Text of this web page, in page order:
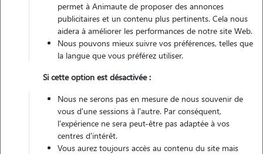
Gardes réalisées
Contacter
L'envoi d'une demande est sans engagement
permet à Animaute de proposer des annonces
publicitaires et un contenu plus pertinents. Cela nous
aidera à améliorer les performances de notre site Web.
Nous pouvons mieux suivre vos préférences, telles que
la langue que vous préférez utiliser.
Si cette option est désactivée :
Nous ne serons pas en mesure de nous souvenir de
vous d'une sessions à l'autre. Par conséquent,
l'expérience ne sera peut-être pas adaptée à vos
centres d'intérêt.
Vous aurez toujours accès au contenu du site mais